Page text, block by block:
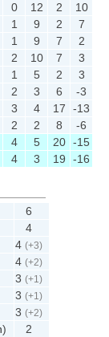
0 12 2
10
1 9 2
7
1 9 7
2
2 10 7
3
1 5 2
3
2 3 6
-3
3 4 17
-13
2 2 8
-6
4 5 20 -15
4 3 19 -16
6
4
4(+3)
4(+2)
3(+1)
3(+1)
3(+2)
)
2